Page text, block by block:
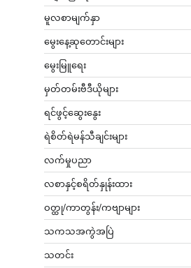
မူလစာမျက်နှာ
မွေးနေ့ဆုတောင်းများ
မွေးမြူရေး
မှတ်တမ်းဗီဒီယိုများ
ရင်ဖွင့်ဆွေးနွေး
ရဲစိတ်ရဲမန်သီချင်းများ
လက်မှုပညာ
လစာနှင့်စရိတ်နှုန်းထား
ဝတ္ထု/ကာတွန်း/ကဗျာများ
သကသအကွဲအပြဲ
သတင်း